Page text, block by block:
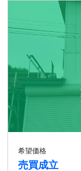
希望価格
売買成立